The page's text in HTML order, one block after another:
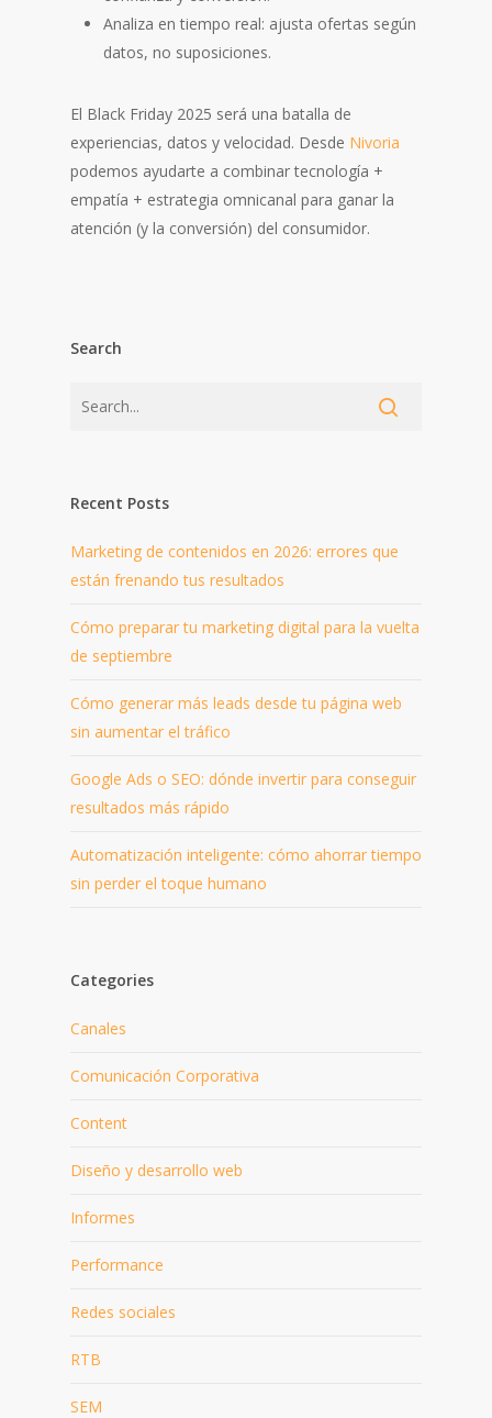
Analiza en tiempo real: ajusta ofertas según
datos, no suposiciones.
El Black Friday 2025 será una batalla de
experiencias, datos y velocidad. Desde Nivoria
podemos ayudarte a combinar tecnología +
empatía + estrategia omnicanal para ganar la
atención (y la conversión) del consumidor.
Search
Recent Posts
Marketing de contenidos en 2026: errores que
están frenando tus resultados
Cómo preparar tu marketing digital para la vuelta
de septiembre
Cómo generar más leads desde tu página web
sin aumentar el tráfico
Google Ads o SEO: dónde invertir para conseguir
resultados más rápido
Automatización inteligente: cómo ahorrar tiempo
sin perder el toque humano
Categories
Canales
Comunicación Corporativa
Content
Diseño y desarrollo web
Informes
Performance
Redes sociales
RTB
SEM